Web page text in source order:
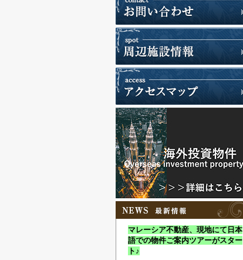
マレーシア不動産、現地にて日本
語での物件ご案内ツアーがスター
ト♪